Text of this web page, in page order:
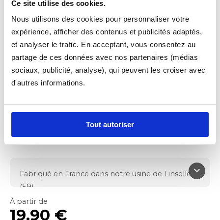
Ce site utilise des cookies.
Nous utilisons des cookies pour personnaliser votre
expérience, afficher des contenus et publicités adaptés,
et analyser le trafic. En acceptant, vous consentez au
partage de ces données avec nos partenaires (médias
sociaux, publicité, analyse), qui peuvent les croiser avec
d'autres informations.
Tout autoriser
TAPIS VOITURE
MOQUETTE ESSENTIEL
4.9/5
keyboard_arrow_down
Fabriqué en France dans notre usine de Linselles
(59)
Protège le plancher de votre véhicule
Moquette aiguilletée
À partir de
19.90 €